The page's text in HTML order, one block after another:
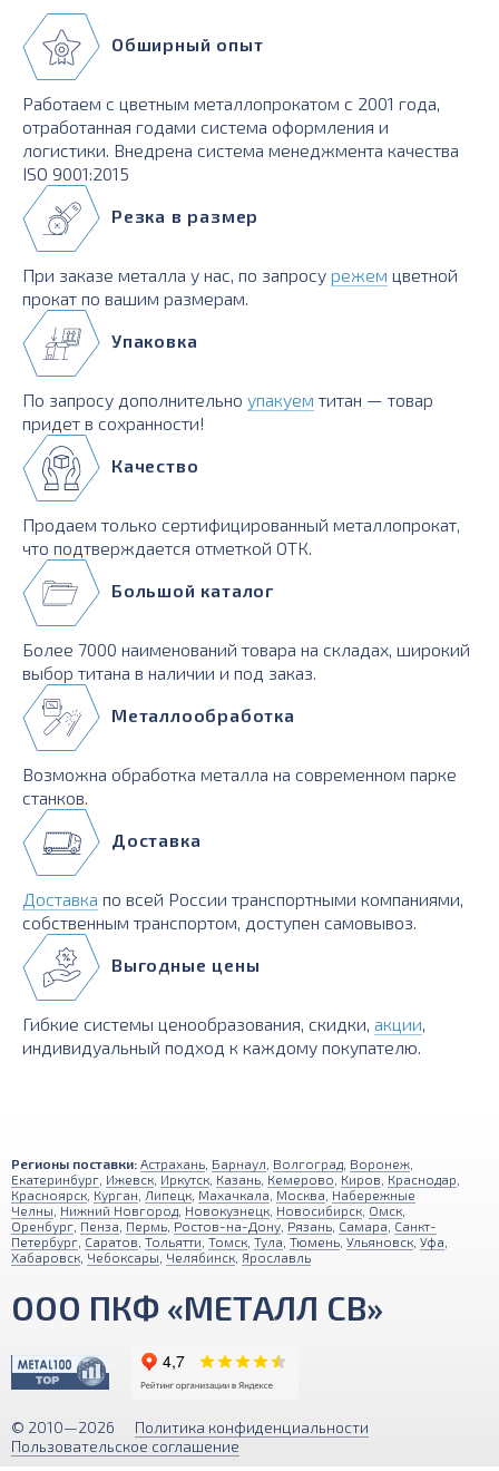
Обширный опыт
Работаем с цветным металлопрокатом с 2001 года,
отработанная годами система оформления и
логистики. Внедрена система менеджмента качества
ISO 9001:2015
Резка в размер
При заказе металла у нас, по запросу режем цветной
прокат по вашим размерам.
Упаковка
По запросу дополнительно упакуем титан — товар
придет в сохранности!
Качество
Продаем только сертифицированный металлопрокат,
что подтверждается отметкой ОТК.
Большой каталог
Более 7000 наименований товара на складах, широкий
выбор титана в наличии и под заказ.
Металлообработка
Возможна обработка металла на современном парке
станков.
Доставка
Доставка по всей России транспортными компаниями,
собственным транспортом, доступен самовывоз.
Выгодные цены
Гибкие системы ценообразования, скидки, акции,
индивидуальный подход к каждому покупателю.
Регионы поставки: Астрахань Барнаул Волгоград Воронеж
Екатеринбург Ижевск Иркутск Казань Кемерово Киров Краснодар
Красноярск Курган Липецк Махачкала Москва Набережные
Челны Нижний Новгород Новокузнецк Новосибирск Омск
Оренбург Пенза Пермь Ростов-на-Дону Рязань Самара Санкт-
Петербург Саратов Тольятти Томск Тула Тюмень Ульяновск Уфа
Хабаровск Чебоксары Челябинск Ярославль
ООО ПКФ «МЕТАЛЛ СВ»
© 2010—2026
Политика конфиденциальности
Пользовательское соглашение